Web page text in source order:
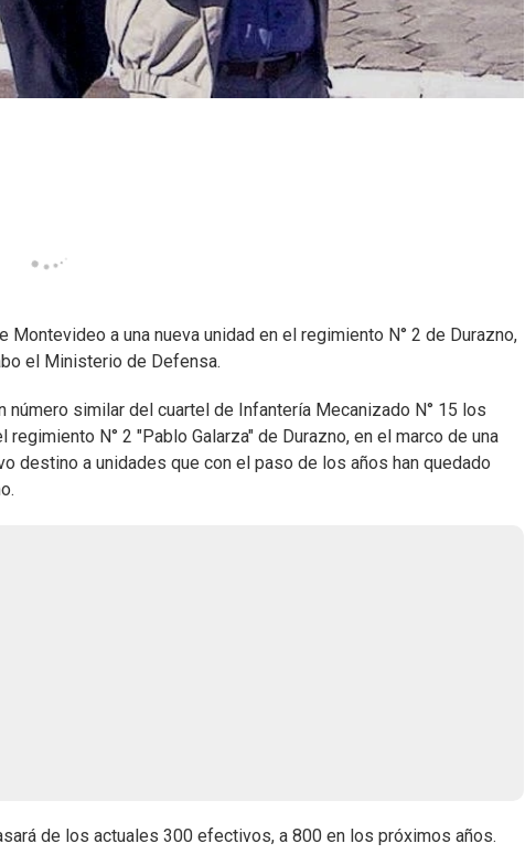
a una nueva unidad en el regimiento N° 2 de Durazno,
el Ministerio de Defensa.
similar del cuartel de Infantería Mecanizado N° 15 los
N° 2 "Pablo Galarza" de Durazno, en el marco de una
destino a unidades que con el paso de los años han quedado
de los actuales 300 efectivos, a 800 en los próximos años.